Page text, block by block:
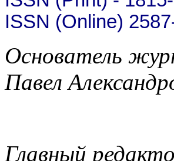
ISSN (Online)
Основатель
Павел
Главный